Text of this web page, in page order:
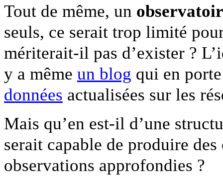
Tout de même, un
seuls, ce serait trop limité
mériterait-il pas d’exister ?
y a même un blog qui en
données actualisées sur les
Mais qu’en est-il d’une
serait capable de produire
observations approfondies ?